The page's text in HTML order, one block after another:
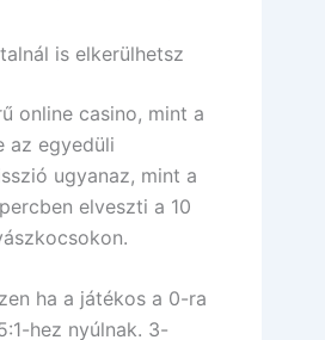
is elkerülhetsz
online casino, mint a
az egyedüli
ugyanaz, mint a
elveszti a 10
ha a játékos a 0-ra
hez nyúlnak. 3-